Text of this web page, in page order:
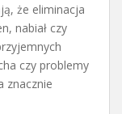
że eliminacja
nabiał czy
czy problemy
znacznie